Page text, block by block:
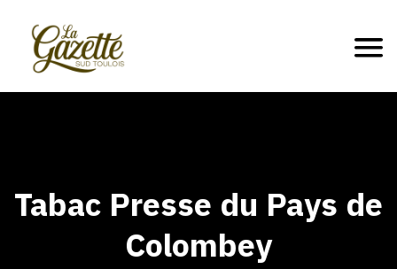
Tabac Presse du Pays de
Colombey